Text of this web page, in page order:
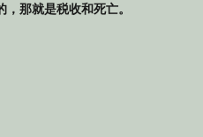
那就是税收和死亡。